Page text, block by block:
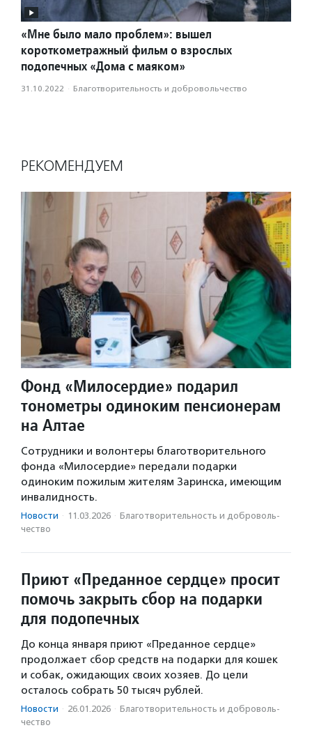
«Мне было мало проблем»: вышел
короткометражный фильм о взрослых
подопечных «Дома с маяком»
31.10.2022 · Благотвори­тель­ность и доброволь­чест­во
РЕКОМЕНДУЕМ
Фонд «Милосердие» подарил
тонометры одиноким пенсионерам
на Алтае
Сотрудники и волонтеры благотворительного
фонда «Милосердие» передали подарки
одиноким пожилым жителям Заринска, имеющим
инвалидность.
Новости · 11.03.2026 · Благотвори­тель­ность и доброволь­
чест­во
Приют «Преданное сердце» просит
помочь закрыть сбор на подарки
для подопечных
До конца января приют «Преданное сердце»
продолжает сбор средств на подарки для кошек
и собак, ожидающих своих хозяев. До цели
осталось собрать 50 тысяч рублей.
Новости · 26.01.2026 · Благотвори­тель­ность и доброволь­
чест­во